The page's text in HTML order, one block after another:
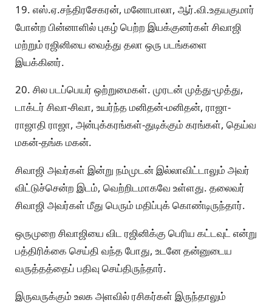
19. எஸ்.ஏ.சந்திரசேகரன், மனோபாலா, ஆர்.வி.உதயகுமார்
போன்ற பின்னாளில் புகழ் பெற்ற இயக்குனர்கள் சிவாஜி
மற்றும் ரஜினியை வைத்து தலா ஒரு படங்களை
இயக்கினர்.
20. சில படப்பெயர் ஒற்றுமைகள். முரடன் முத்து-முத்து,
டாக்டர் சிவா-சிவா, உயர்ந்த மனிதன்-மனிதன், ராஜா-
ராஜாதி ராஜா, அன்புக்கரங்கள்-துடிக்கும் கரங்கள், தெய்வ
மகன்-தங்க மகன்.
சிவாஜி அவர்கள் இன்று நம்முடன் இல்லாவிட்டாலும் அவர்
விட்டுச்சென்ற இடம், வெற்றிடமாகவே உள்ளது. தலைவர்
சிவாஜி அவர்கள் மீது பெரும் மதிப்புக் கொண்டிருந்தார்.
ஒருமுறை சிவாஜியை விட ரஜினிக்கு பெரிய கட்டவுட் என்று
பத்திரிக்கை செய்தி வந்த போது, உடனே தன்னுடைய
வருத்தத்தைப் பதிவு செய்திருந்தார்.
இருவருக்கும் உலக அளவில் ரசிகர்கள் இருந்தாலும்